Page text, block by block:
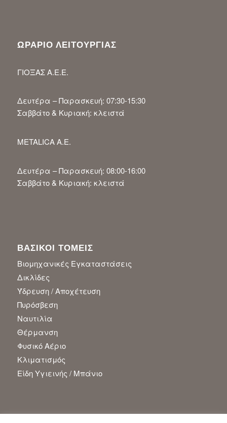
ΩΡΑΡΙΟ ΛΕΙΤΟΥΡΓΙΑΣ
ΓΙΟΞΑΣ Α.Ε.Ε.
Δευτέρα – Παρασκευή: 07:30-15:30
Σαββάτο & Κυριακή: κλειστά
METALICA A.E.
Δευτέρα – Παρασκευή: 08:00-16:00
Σαββάτο & Κυριακή: κλειστά
ΒΑΣΙΚΟΙ ΤΟΜΕΙΣ
Βιομηχανικές Εγκαταστάσεις
Δικλίδες
Ύδρευση / Αποχέτευση
Πυρόσβεση
Ναυτιλία
Θέρμανση
Φυσικό Αέριο
Κλιματισμός
Είδη Υγιεινής / Μπάνιο